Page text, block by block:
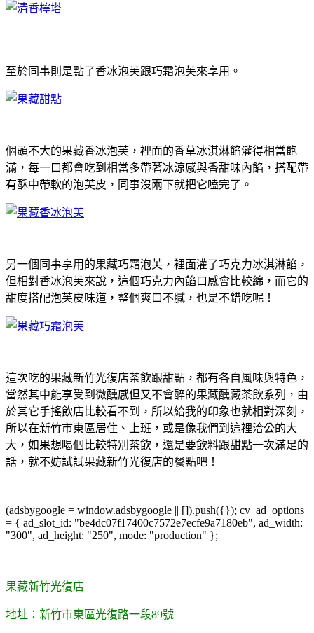
至於同事則是點了香冰泡芙跟巧霜泡芙來享用。
個頭不大的果藏香冰泡芙，裡面的香草冰淇淋餡灌得相當飽
滿，每一口都會吃到相當多帶著冰涼感與香甜味內餡，搭配帶
有酥中帶軟的泡芙皮，同事沒兩下就把它嗑完了。
另一個同事享用的果藏巧霜泡芙，裡面灌了巧克力冰淇淋餡，
但相對香冰泡芙來說，這個巧克力內餡口感會比較綿，而它的
甜度搭配泡芙皮味道，整個爽口不膩，也是不錯吃呢！
這次吃的果藏新竹光復店茶飲跟甜點，都有各自風味與特色，
當然其中能享受到微醺感但又不會醉的果藏醺藏茶飲系列，由
於其它手搖飲店比較看不到，所以給我的印象也就相對深刻，
所以在新竹市東區居住、上班，或是像我們到這裡洽公的大
大，如果想喝個比較特別茶飲，還是要飲料跟甜點一次滿足的
話，就不妨試試果藏新竹光復店的餐點吧！
(adsbygoogle = window.adsbygoogle || []).push({}); cv_ad_options
= { ad_slot_id: "be4dc07f17400c7572e7ecfe9a7180eb", ad_width:
"300", ad_height: "250", mode: "production" };
果藏新竹光復店
地址：新竹市東區光復路一段89號